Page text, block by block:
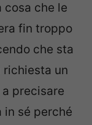
cosa che le
fin troppo
che sta
un
precisare
in sé perché